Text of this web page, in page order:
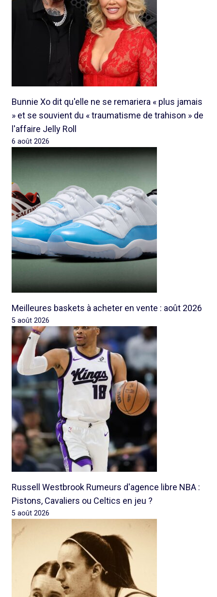
Bunnie Xo dit qu'elle ne se remariera « plus jamais
» et se souvient du « traumatisme de trahison » de
l'affaire Jelly Roll
6 août 2026
Meilleures baskets à acheter en vente : août 2026
5 août 2026
Russell Westbrook Rumeurs d'agence libre NBA :
Pistons, Cavaliers ou Celtics en jeu ?
5 août 2026